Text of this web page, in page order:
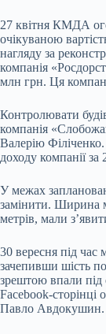
27 квітня КМДА
очікуваною
нагляду за
компанія
млн грн. Ця
Контролювати
компанія
Валерію
доходу компаніїза
У межах
замінити. Ширина
метрів, мали
30 вересня під час
зачепивши шість
зрештою впали під
Facebook-сторінці
Павло Авдокушин.